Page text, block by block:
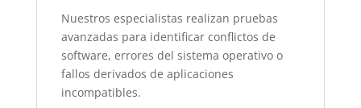
Nuestros especialistas realizan pruebas
avanzadas para identificar conflictos de
software, errores del sistema operativo o
fallos derivados de aplicaciones
incompatibles.